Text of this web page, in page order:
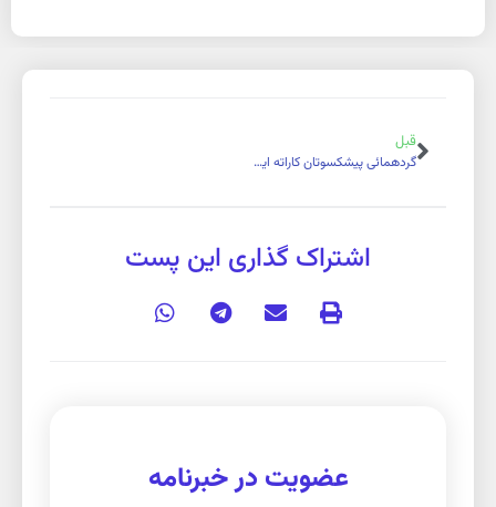
قبل
گردهمائی پیشکسوتان کاراته ایران 1404
اشتراک گذاری این پست
عضویت در خبرنامه